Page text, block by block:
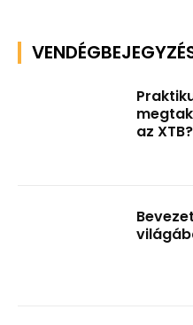
az XTB?